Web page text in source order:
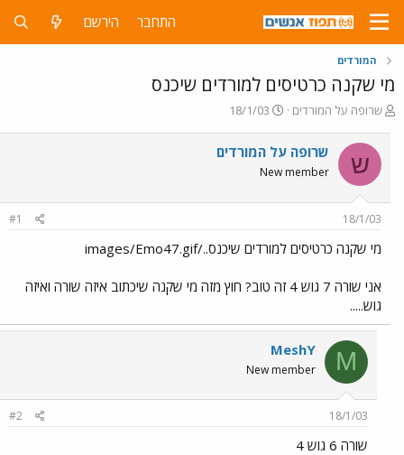
התחבר הירשם
המורדים
מי שקנה כרטיסים למורדים שיכנס
פ
ח
ה
ו
ש
שרופה על המורדים
פ
ס
ם
ת
י
18/1/03
ש שרופה על המורדים
New member
18/1/03
#1
מי שקנה כרטיסים למורדים שיכנס../images/Emo47.gif
אני שורה 7 גוש 4 זה טוב? חוץ מזה מי שקנה שיכתוב איזה שורה ואיזה
גוש.....
M
MeshY
New member
18/1/03
#2
שורה 6 גוש 4